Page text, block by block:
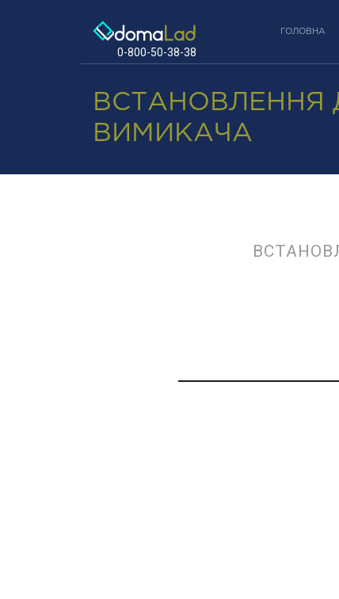
0-800-50-38-38
ГОЛОВНА
ВИМИКАЧА